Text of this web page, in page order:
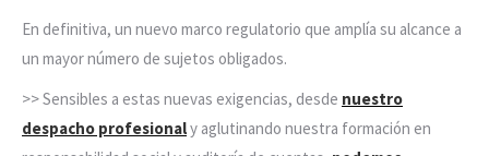
En definitiva, un nuevo marco regulatorio que amplía su alcance a
un mayor número de sujetos obligados.
>> Sensibles a estas nuevas exigencias, desde nuestro
despacho profesionaly aglutinando nuestra formación en